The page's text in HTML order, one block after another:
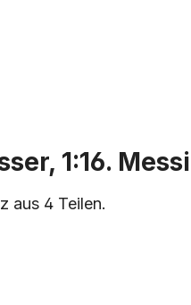
1:16.
aus 4 Teilen.